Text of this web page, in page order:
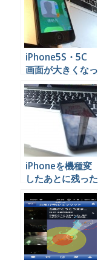
iPhone5S・5C
画面が大きくなっ
てしまったのを戻
す方法
iPhoneを機種変
したあとに残った
古いiPhoneの使
い方をご提案！